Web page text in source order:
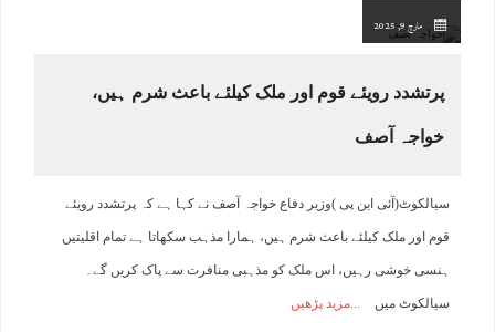
مارچ 9, 2025
پرتشدد رویئے قوم اور ملک کیلئے باعث شرم ہیں،
خواجہ آصف
سیالکوٹ(آئی این پی )وزیر دفاع خواجہ آصف نے کہا ہے کہ پرتشدد رویئے
قوم اور ملک کیلئے باعث شرم ہیں، ہمارا مذہب سکھاتا ہے تمام اقلیتیں
ہنسی خوشی رہیں، اس ملک کو مذہبی منافرت سے پاک کریں گے۔
سیالکوٹ میں مزید پڑھیں